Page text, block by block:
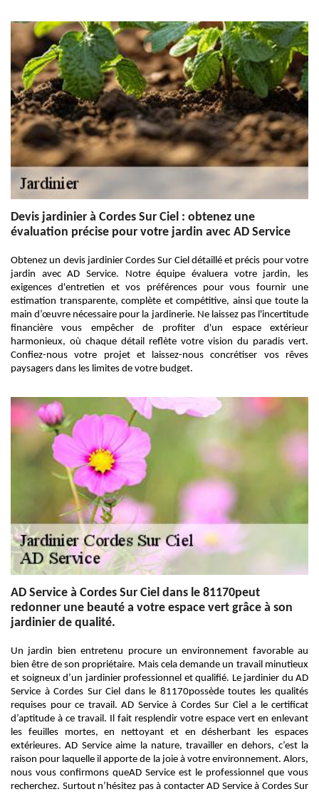
Devis jardinier à Cordes Sur Ciel : obtenez une
évaluation précise pour votre jardin avec AD Service
Obtenez un devis jardinier Cordes Sur Ciel détaillé et précis pour votre
jardin avec AD Service. Notre équipe évaluera votre jardin, les
exigences d'entretien et vos préférences pour vous fournir une
estimation transparente, complète et compétitive, ainsi que toute la
main d’œuvre nécessaire pour la jardinerie. Ne laissez pas l'incertitude
financière vous empêcher de profiter d'un espace extérieur
harmonieux, où chaque détail reflète votre vision du paradis vert.
Confiez-nous votre projet et laissez-nous concrétiser vos rêves
paysagers dans les limites de votre budget.
AD Service à Cordes Sur Ciel dans le 81170peut
redonner une beauté a votre espace vert grâce à son
jardinier de qualité.
Un jardin bien entretenu procure un environnement favorable au
bien être de son propriétaire. Mais cela demande un travail minutieux
et soigneux d’un jardinier professionnel et qualifié. Le jardinier du AD
Service à Cordes Sur Ciel dans le 81170possède toutes les qualités
requises pour ce travail. AD Service à Cordes Sur Ciel a le certificat
d’aptitude à ce travail. Il fait resplendir votre espace vert en enlevant
les feuilles mortes, en nettoyant et en désherbant les espaces
extérieures. AD Service aime la nature, travailler en dehors, c’est la
raison pour laquelle il apporte de la joie à votre environnement. Alors,
nous vous confirmons queAD Service est le professionnel que vous
recherchez. Surtout n’hésitez pas à contacter AD Service à Cordes Sur